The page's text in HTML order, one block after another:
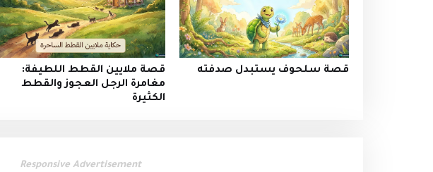
قصة سلحوف يستبدل صدفته
قصة ملايين القطط اللطيفة:
مغامرة الرجل العجوز والقطط
الكثيرة
Responsive Advertisement